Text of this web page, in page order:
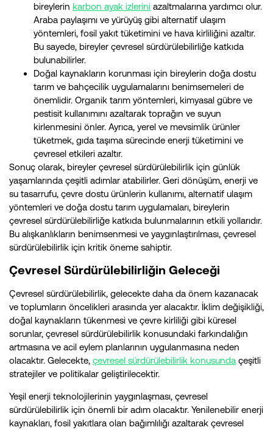
bireylerin karbon ayak izlerini azaltmalarına yardımcı olur.
Araba paylaşımı ve yürüyüş gibi alternatif ulaşım
yöntemleri, fosil yakıt tüketimini ve hava kirliliğini azaltır.
Bu sayede, bireyler çevresel sürdürülebilirliğe katkıda
bulunabilirler.
Doğal kaynakların korunması için bireylerin doğa dostu
tarım ve bahçecilik uygulamalarını benimsemeleri de
önemlidir. Organik tarım yöntemleri, kimyasal gübre ve
pestisit kullanımını azaltarak toprağın ve suyun
kirlenmesini önler. Ayrıca, yerel ve mevsimlik ürünler
tüketmek, gıda taşıma sürecinde enerji tüketimini ve
çevresel etkileri azaltır.
Sonuç olarak, bireyler çevresel sürdürülebilirlik için günlük
yaşamlarında çeşitli adımlar atabilirler. Geri dönüşüm, enerji ve
su tasarrufu, çevre dostu ürünlerin kullanımı, alternatif ulaşım
yöntemleri ve doğa dostu tarım uygulamaları, bireylerin
çevresel sürdürülebilirliğe katkıda bulunmalarının etkili yollarıdır.
Bu alışkanlıkların benimsenmesi ve yaygınlaştırılması, çevresel
sürdürülebilirlik için kritik öneme sahiptir.
Çevresel Sürdürülebilirliğin Geleceği
Çevresel sürdürülebilirlik, gelecekte daha da önem kazanacak
ve toplumların öncelikleri arasında yer alacaktır. İklim değişikliği,
doğal kaynakların tükenmesi ve çevre kirliliği gibi küresel
sorunlar, çevresel sürdürülebilirlik konusundaki farkındalığın
artmasına ve acil eylem planlarının uygulanmasına neden
olacaktır. Gelecekte, çevresel sürdürülebilirlik konusunda çeşitli
stratejiler ve politikalar geliştirilecektir.
Yeşil enerji teknolojilerinin yaygınlaşması, çevresel
sürdürülebilirlik için önemli bir adım olacaktır. Yenilenebilir enerji
kaynakları, fosil yakıtlara olan bağımlılığı azaltarak çevresel